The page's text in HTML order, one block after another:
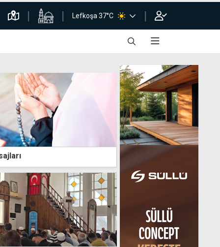
Lefkoşa 37°C